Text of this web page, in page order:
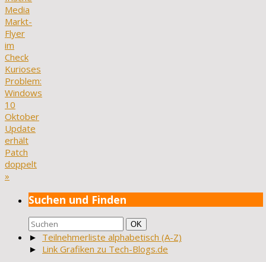
Media
Markt-
Flyer
im
Check
Kurioses
Problem:
Windows
10
Oktober
Update
erhält
Patch
doppelt
»
Suchen und Finden
Suchen
nach:
Suchen
OK
► Teilnehmerliste alphabetisch (A-Z)
► Link Grafiken zu Tech-Blogs.de